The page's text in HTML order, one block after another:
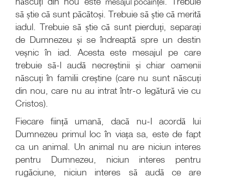
să știe că sunt păcătoși. Trebuie să știe că merită
iadul. Trebuie să știe că sunt pierduți, separați
de Dumnezeu și se îndreaptă spre un destin
veșnic în iad. Acesta este mesajul pe care
trebuie să-l audă necreștinii și chiar oamenii
născuți în familii creștine (care nu sunt născuți
din nou, care nu au intrat într-o legătură vie cu
Cristos).
Fiecare ființă umană, dacă nu-I acordă lui
Dumnezeu primul loc în viața sa, este de fapt
ca un animal. Un animal nu are niciun interes
pentru Dumnezeu, niciun interes pentru
rugăciune, niciun interes să audă ce are